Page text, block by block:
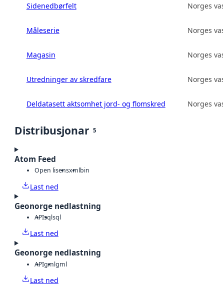
Sidenedbørfelt Norges
Måleserie Norges
Magasin Norges
Utredninger av skredfare Norges
Deldatasett aktsomhet jord- og flomskred Norges
Distribusjonar 5
Atom Feed
Open lisensxmlbin
Last ned
Geonorge nedlastning
APIsqlsql
Last ned
Geonorge nedlastning
APIgmlgml
Last ned